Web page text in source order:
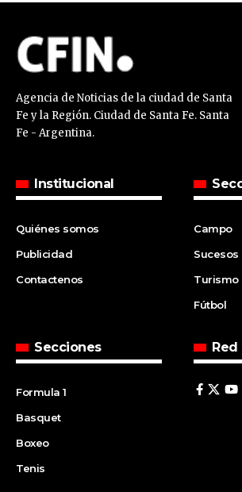
Agencia de Noticias de la ciudad de Santa
Fe y la Región. Ciudad de Santa Fe. Santa
Fe - Argentina.
Institucional
Quiénes somos
Publicidad
Contactenos
Campo
Sucesos
Turismo
Fútbol
Secciones
Formula 1
Basquet
Boxeo
Tenis
Red